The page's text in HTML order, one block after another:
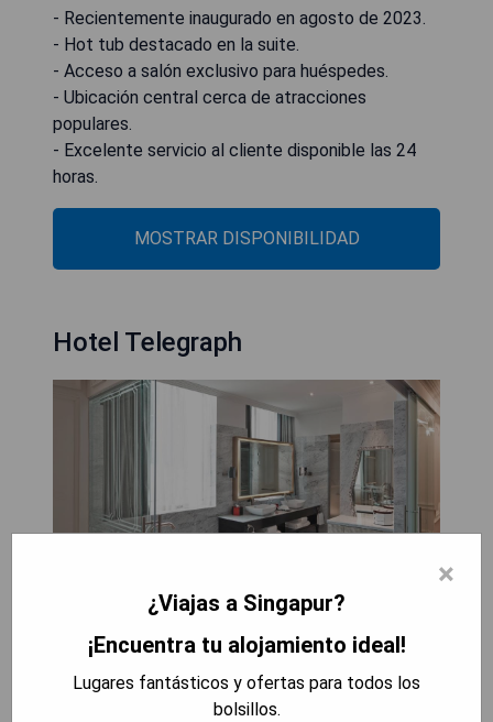
- Recientemente inaugurado en agosto de 2023.
- Hot tub destacado en la suite.
- Acceso a salón exclusivo para huéspedes.
- Ubicación central cerca de atracciones
populares.
- Excelente servicio al cliente disponible las 24
horas.
MOSTRAR DISPONIBILIDAD
Hotel Telegraph
Inaugurado en septiembre de 2022, el Hotel
Telegraph se encuentra atrayentemente ubicado
×
¿Viajas a Singapur?
¡Encuentra tu alojamiento ideal!
Lugares fantásticos y ofertas para todos los
bolsillos.